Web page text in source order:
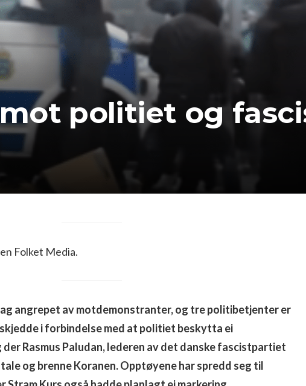
politiet og
Folket Media.
angrepet av motdemonstranter, og tre politibetjenter er
i forbindelse med at politiet beskytta ei
Rasmus Paludan, lederen av det danske fascistpartiet
og brenne Koranen. Opptøyene har spredd seg til